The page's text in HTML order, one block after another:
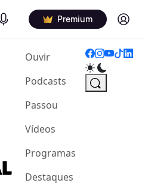
Podcasts Premium Log in
Ouvir(current)
Podcasts
Passou
Vídeos
Programas
Destaques